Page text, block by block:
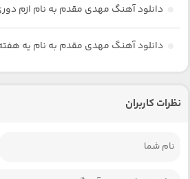
دانلود آهنگ مهدی مقدم به نام ازم
دانلود آهنگ مهدی مقدم به نام یه
نظرات کاربران